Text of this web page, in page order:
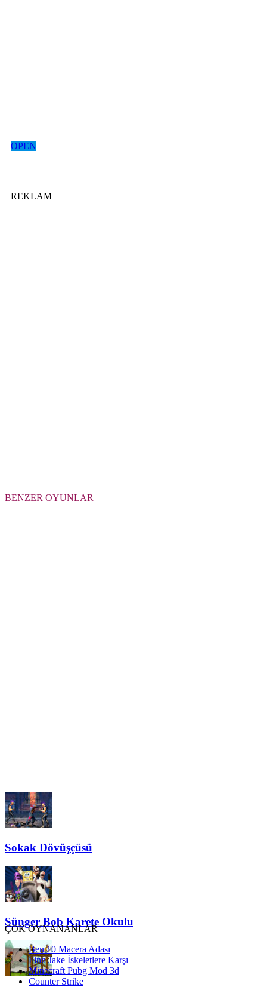
OPEN
REKLAM
BENZER OYUNLAR
Sokak Dövüşçüsü
Sünger Bob Karete Okulu
ÇOK OYNANANLAR
Ben 10 Macera Adası
Finn Jake İskeletlere Karşı
Minecraft Pubg Mod 3d
Counter Strike